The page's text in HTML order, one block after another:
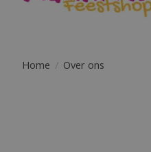
Home / Over ons